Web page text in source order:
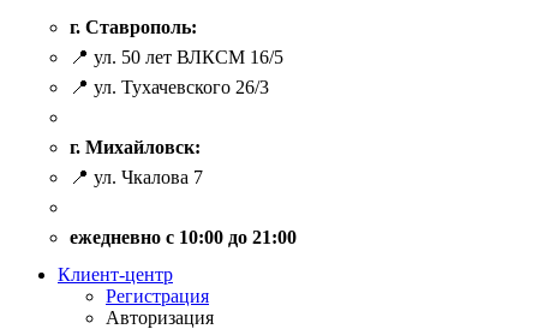
г. Ставрополь:
📍 ул. 50 лет ВЛКСМ 16/5
📍 ул. Тухачевского 26/3
г. Михайловск:
📍 ул. Чкалова 7
ежедневно с 10:00 до 21:00
Клиент-центр
Регистрация
Авторизация